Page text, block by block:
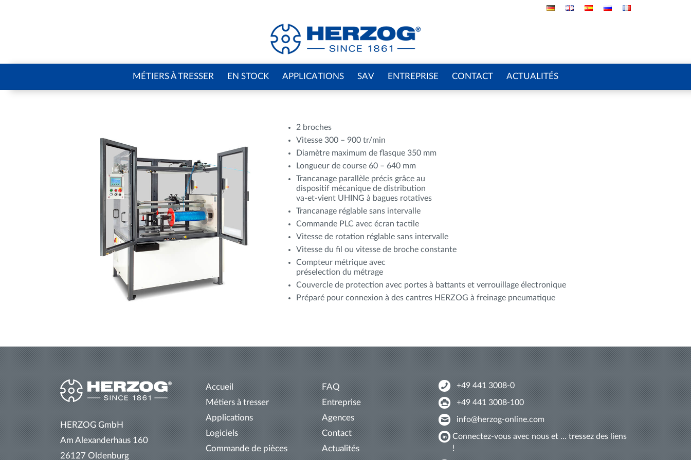
MÉTIERS À TRESSER EN STOCK APPLICATIONS SAV ENTREPRISE CONTACT ACTUALITÉS
2 broches
Vitesse 300 – 900 tr/min
Diamètre maximum de flasque 350 mm
Longueur de course 60 – 640 mm
Trancanage parallèle précis grâce au
dispositif mécanique de distribution
va-et-vient UHING à bagues rotatives
Trancanage réglable sans intervalle
Commande PLC avec écran tactile
Vitesse de rotation réglable sans intervalle
Vitesse du fil ou vitesse de broche constante
Compteur métrique avec
préselection du métrage
Couvercle de protection avec portes à battants et verrouillage électronique
Préparé pour connexion à des cantres HERZOG à freinage pneumatique
HERZOG GmbH
Am Alexanderhaus 160
26127 Oldenburg
Accueil
Métiers à tresser
Applications
Logiciels
Commande de pièces
FAQ
Entreprise
Agences
Contact
Actualités
+49 441 3008-0
+49 441 3008-100
info@herzog-online.com
Connectez-vous avec nous et ... tressez des liens
!